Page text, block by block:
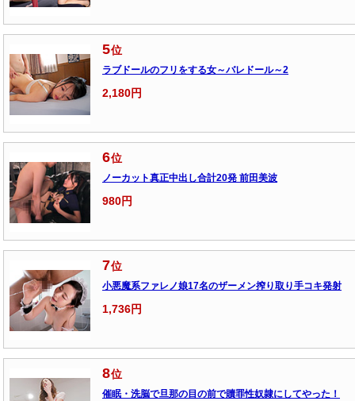
5位
ラブドールのフリをする女～バレドール～2
2,180円
6位
ノーカット真正中出し合計20発 前田美波
980円
7位
小悪魔系ファレノ娘17名のザーメン搾り取り手コキ発射
1,736円
8位
催眠・洗脳で旦那の目の前で贖罪性奴隷にしてやった！